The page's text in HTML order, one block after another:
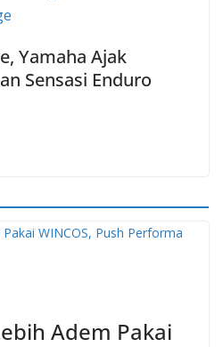
Yamaha Ajak
Sensasi Enduro
Adem Pakai